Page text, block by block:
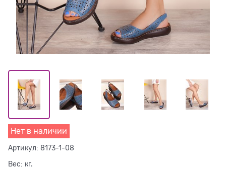
Нет в наличии
Артикул: 8173-1-08
Вес: кг.